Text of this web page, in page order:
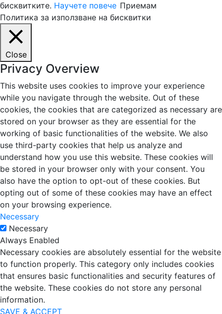
бисквитките. Научете повече Приемам
Политика за използване на бисквитки
Close
Privacy Overview
This website uses cookies to improve your experience
while you navigate through the website. Out of these
cookies, the cookies that are categorized as necessary are
stored on your browser as they are essential for the
working of basic functionalities of the website. We also
use third-party cookies that help us analyze and
understand how you use this website. These cookies will
be stored in your browser only with your consent. You
also have the option to opt-out of these cookies. But
opting out of some of these cookies may have an effect
on your browsing experience.
Necessary
Necessary
Always Enabled
Necessary cookies are absolutely essential for the website
to function properly. This category only includes cookies
that ensures basic functionalities and security features of
the website. These cookies do not store any personal
information.
SAVE & ACCEPT